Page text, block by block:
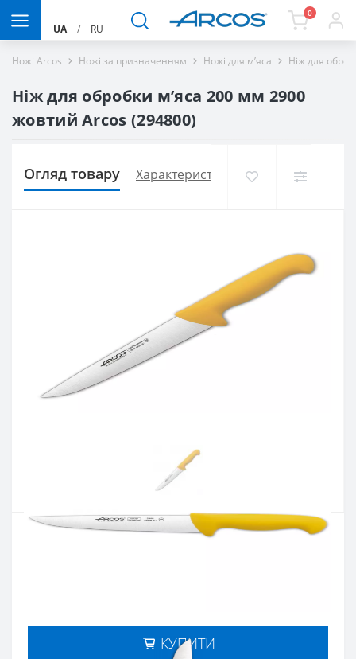
UA / RU
0
Ножі Arcos Ножі за призначенням Ножі для м’яса Ніж для
Ніж для обробки м’яса 200 мм 2900
жовтий Arcos (294800)
Огляд товару Характеристики Доставка і
294800
КУПИТИ